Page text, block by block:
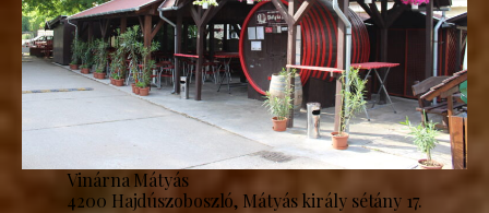
Vinárna Mátyás
4200 Hajdúszoboszló, Mátyás király sétány 17.